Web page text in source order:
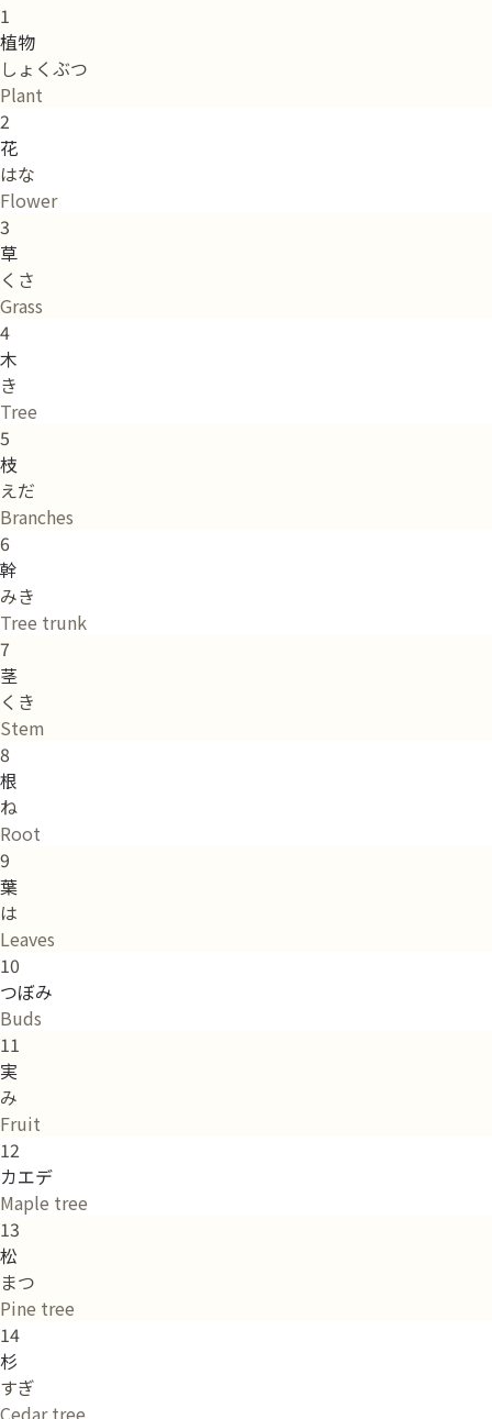
1
植物
しょくぶつ
Plant
2
花
はな
Flower
3
草
くさ
Grass
4
木
き
Tree
5
枝
えだ
Branches
6
幹
みき
Tree trunk
7
茎
くき
Stem
8
根
ね
Root
9
葉
は
Leaves
10
つぼみ
Buds
11
実
み
Fruit
12
カエデ
Maple tree
13
松
まつ
Pine tree
14
杉
すぎ
Cedar tree